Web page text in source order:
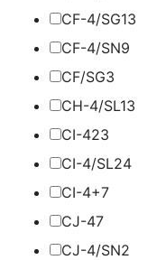
CF-4/SG13
CF-4/SN9
CF/SG3
CH-4/SL13
CI-423
CI-4/SL24
CI-4+7
CJ-47
CJ-4/SN2